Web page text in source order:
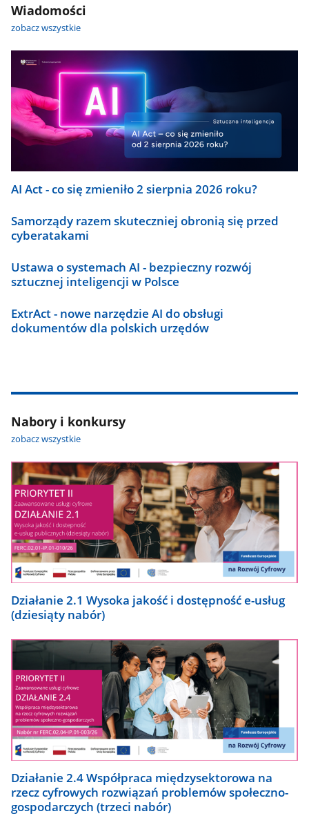
Wiadomości
zobacz wszystkie
AI Act - co się zmieniło 2 sierpnia 2026 roku?
Samorządy razem skuteczniej obronią się przed
cyberatakami
Ustawa o systemach AI - bezpieczny rozwój
sztucznej inteligencji w Polsce
ExtrAct - nowe narzędzie AI do obsługi
dokumentów dla polskich urzędów
Nabory i konkursy
zobacz wszystkie
Działanie 2.1 Wysoka jakość i dostępność e-usług
(dziesiąty nabór)
Działanie 2.4 Współpraca międzysektorowa na
rzecz cyfrowych rozwiązań problemów społeczno-
gospodarczych (trzeci nabór)